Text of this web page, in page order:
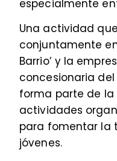
especialmente
Una actividad
conjuntamente
Barrio’ y la
concesionaria
forma parte de
actividades
para fomentar la
jóvenes.